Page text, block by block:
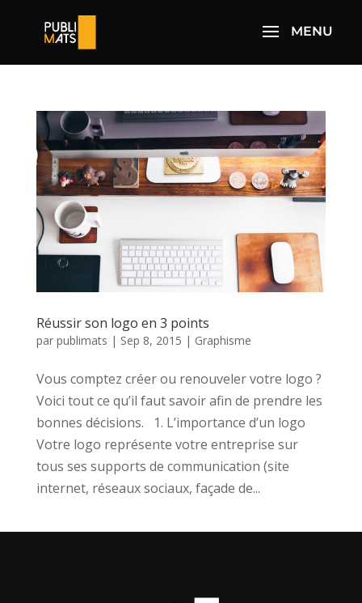
Réussir son logo en 3 points
par publimats | Sep 8, 2015 | Graphisme
Vous comptez créer ou renouveler votre logo ?
Voici tout ce qu’il faut savoir afin de prendre les
bonnes décisions. 1. L’importance d’un logo
Votre logo représente votre entreprise sur
tous ses supports de communication (site
internet, réseaux sociaux, façade de...